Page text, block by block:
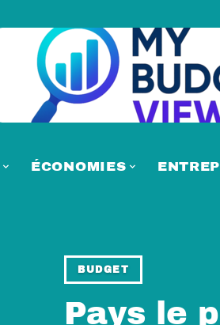
ÉCONOMIES
BUDGET
Pays le